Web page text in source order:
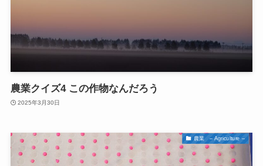
農業クイズ4 この作物なんだろう
2025年3月30日
農業 – Agriculture –